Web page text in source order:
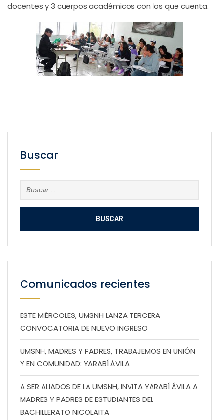
docentes y 3 cuerpos académicos con los que cuenta.
Buscar
Buscar:
Comunicados recientes
ESTE MIÉRCOLES, UMSNH LANZA TERCERA
CONVOCATORIA DE NUEVO INGRESO
UMSNH, MADRES Y PADRES, TRABAJEMOS EN UNIÓN
Y EN COMUNIDAD: YARABÍ ÁVILA
A SER ALIADOS DE LA UMSNH, INVITA YARABÍ ÁVILA A
MADRES Y PADRES DE ESTUDIANTES DEL
BACHILLERATO NICOLAITA